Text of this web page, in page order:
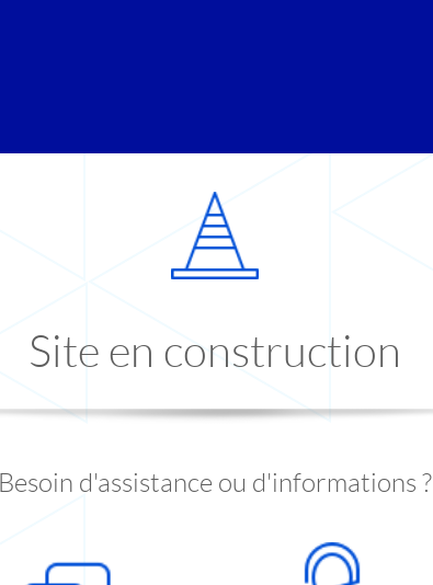
Site en construction
Besoin d'assistance ou d'informations ?